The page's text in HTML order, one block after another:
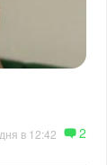
в 12:42 2